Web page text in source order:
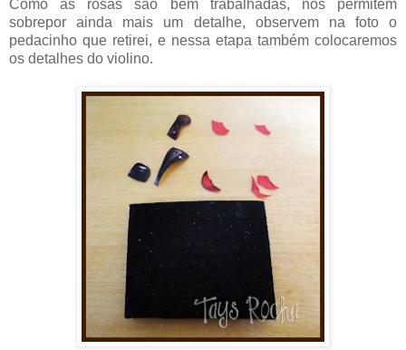
Como as rosas são bem trabalhadas, nos permitem
sobrepor ainda mais um detalhe, observem na foto o
pedacinho que retirei, e nessa etapa também colocaremos
os detalhes do violino.